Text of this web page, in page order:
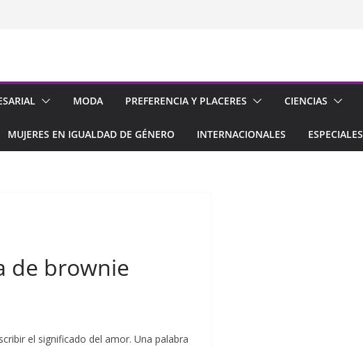
MODA PREFERENCIA Y PLACERES CIENCIAS
MUJERES EN IGUALDAD DE GÉNERO INTERNACIONALES ESPECIALES
de brownie
el significado del amor. Una palabra